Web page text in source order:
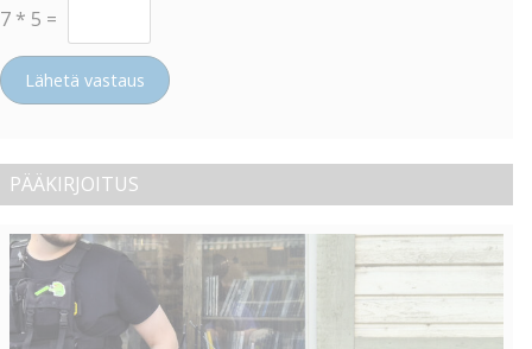
7 * 5 =
Lähetä vastaus
PÄÄKIRJOITUS